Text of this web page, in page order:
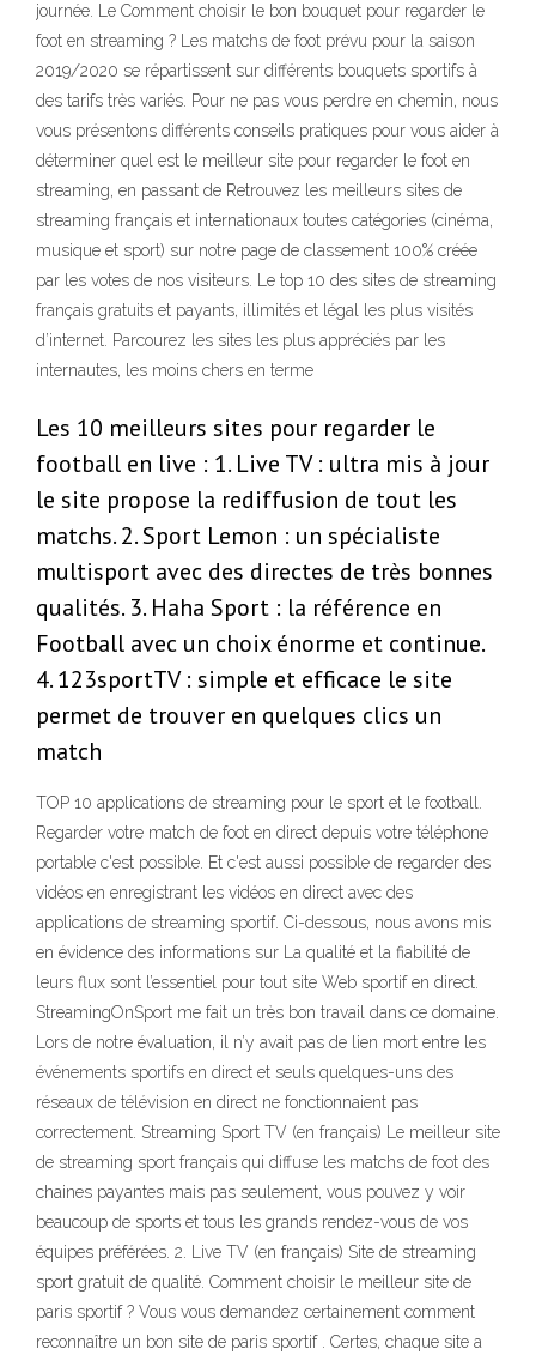
journée. Le Comment choisir le bon bouquet pour regarder le
foot en streaming ? Les matchs de foot prévu pour la saison
2019/2020 se répartissent sur différents bouquets sportifs à
des tarifs très variés. Pour ne pas vous perdre en chemin, nous
vous présentons différents conseils pratiques pour vous aider à
déterminer quel est le meilleur site pour regarder le foot en
streaming, en passant de Retrouvez les meilleurs sites de
streaming français et internationaux toutes catégories (cinéma,
musique et sport) sur notre page de classement 100% créée
par les votes de nos visiteurs. Le top 10 des sites de streaming
français gratuits et payants, illimités et légal les plus visités
d’internet. Parcourez les sites les plus appréciés par les
internautes, les moins chers en terme
Les 10 meilleurs sites pour regarder le
football en live : 1. Live TV : ultra mis à jour
le site propose la rediffusion de tout les
matchs. 2. Sport Lemon : un spécialiste
multisport avec des directes de très bonnes
qualités. 3. Haha Sport : la référence en
Football avec un choix énorme et continue.
4. 123sportTV : simple et efficace le site
permet de trouver en quelques clics un
match
TOP 10 applications de streaming pour le sport et le football.
Regarder votre match de foot en direct depuis votre téléphone
portable c'est possible. Et c'est aussi possible de regarder des
vidéos en enregistrant les vidéos en direct avec des
applications de streaming sportif. Ci-dessous, nous avons mis
en évidence des informations sur La qualité et la fiabilité de
leurs flux sont l’essentiel pour tout site Web sportif en direct.
StreamingOnSport me fait un très bon travail dans ce domaine.
Lors de notre évaluation, il n’y avait pas de lien mort entre les
événements sportifs en direct et seuls quelques-uns des
réseaux de télévision en direct ne fonctionnaient pas
correctement. Streaming Sport TV (en français) Le meilleur site
de streaming sport français qui diffuse les matchs de foot des
chaines payantes mais pas seulement, vous pouvez y voir
beaucoup de sports et tous les grands rendez-vous de vos
équipes préférées. 2. Live TV (en français) Site de streaming
sport gratuit de qualité. Comment choisir le meilleur site de
paris sportif ? Vous vous demandez certainement comment
reconnaître un bon site de paris sportif . Certes, chaque site a